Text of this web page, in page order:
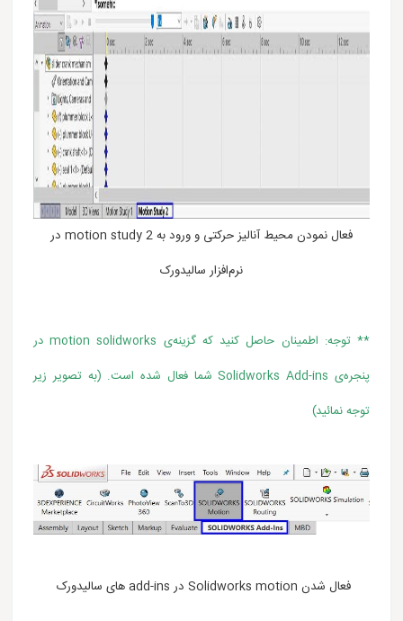
فعال نمودن محیط آنالیز حرکتی و ورود به motion study 2 در
نرم‌افزار سالیدورک
** توجه: اطمینان حاصل کنید که گزینه‌ی motion solidworks در
پنجره‌ی Solidworks Add-ins شما فعال شده‌ است. (به تصویر زیر
توجه نمائید)
فعال شدن Solidworks motion در add-ins های سالیدورک